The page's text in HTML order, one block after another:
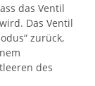
das Ventil
Das Ventil
zurück,
des